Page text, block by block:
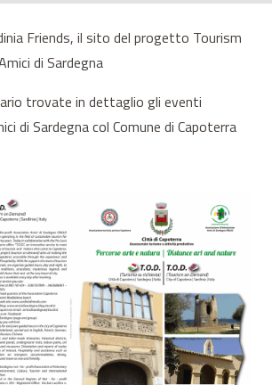
Friends, il sito del progetto Tourism
di Sardegna
trovate in dettaglio gli eventi
di Sardegna col Comune di Capoterra